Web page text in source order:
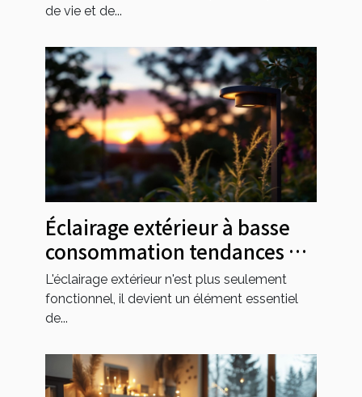
de vie et de...
Éclairage extérieur à basse
consommation tendances et
solutions
L'éclairage extérieur n'est plus seulement
fonctionnel, il devient un élément essentiel
de...